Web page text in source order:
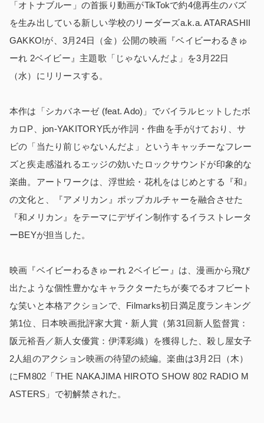
「オトナブルー」の首振り動画がTikTokで約4億再生のバズ
を生み出している新しい学校のリーダーズa.k.a. ATARASHII
GAKKO!が、3月24日（金）公開の映画『ベイビーわるきゅ
ーれ 2ベイビー』主題歌「じゃないんだよ」を3月22日
（水）にリリースする。
本作は「シカバネーゼ (feat. Ado)」でバイラルヒットしたボ
カロP、jon-YAKITORY氏が作詞・作曲を手がけており、サ
ビの「当たり前じゃないんだよ」というキャッチーなフレー
ズと疾走感溢れるエッジの効いたロックサウンドが印象的な
楽曲。アートワークは、浮世絵・花札をはじめとする『和』
の⽂化と、『アメリカン』ポップカルチャーを融合させた
『和メリカン』をテーマにデザイン制作するイラストレータ
ーBEYが担当した。
映画『ベイビーわるきゅーれ 2ベイビー』は、漫画から飛び
出たような個性豊かなキャラクターたちが奏でるオフビート
な笑いと本格アクションで、Filmarks初日満足度ランキング
第1位、日本映画批評家大賞・新人賞（第31回新人監督賞：
阪元裕吾／新人女優賞：伊澤彩織）を獲得した、殺し屋女子
2人組のアクション映画の待望の続編。楽曲は3月2日（木）
にFM802「THE NAKAJIMA HIROTO SHOW 802 RADIO M
ASTERS」で初解禁された。